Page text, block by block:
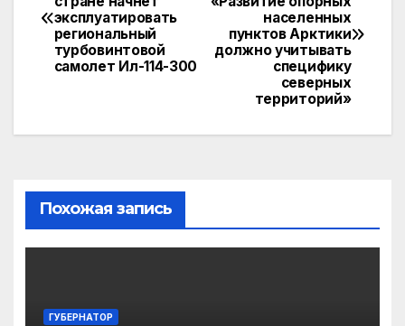
a
s
s
ki
p
m
n
k
по
записям
населенных
пунктов Арктики
должно учитывать
специфику
северных
территорий»
эксплуатировать
региональный
турбовинтовой
самолет Ил-114-300
Похожая запись
ГУБЕРНАТОР